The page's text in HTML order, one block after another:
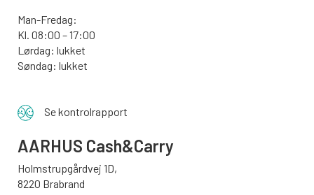
Man-Fredag:
Kl. 08:00 – 17:00
Lørdag: lukket
Søndag: lukket
Se kontrolrapport
AARHUS Cash&Carry
Holmstrupgårdvej 1D,
8220 Brabrand